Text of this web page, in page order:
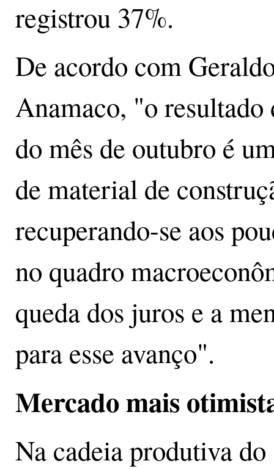
registrou 37%.
De acordo com
Anamaco, "o
do mês de outubro é
de material de
recuperando-se aos
no quadro
queda dos juros e a
para esse avanço".
Mercado mais
Na cadeia produtiva